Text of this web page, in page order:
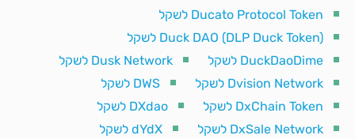
Ducato Protocol Token לשקל
Duck DAO (DLP Duck Token) לשקל
DuckDaoDime לשקל
Dusk Network לשקל
Dvision Network לשקל
DWS לשקל
DxChain Token לשקל
DXdao לשקל
DxSale Network לשקל
dYdX לשקל